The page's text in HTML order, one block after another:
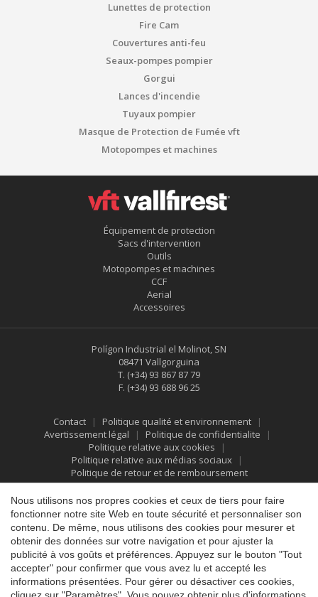
Lunettes de protection
Fire Cam
Couvertures anti-feu
Seaux-pompes pompier
Gorgui
Lances d'incendie
Tuyaux pompier
Masque de Protection de Fumée vft
Motopompes et machines
Équipement de protection
Sacs d'intervention
Outils
Motopompes et machines
CCF
Aerial
Accessoires
Polígon Industrial el Molinot, SN
08471 Vallgorguina
T. (+34) 93 867 87 79
F. (+34) 93 688 96 25
Contact
Politique qualité et environnement
Avertissement légal
Politique de confidentialite
Politique relative aux cookies
Politique relative aux médias sociaux
Politique de retour et de remboursement
Nous utilisons nos propres cookies et ceux de tiers pour faire
fonctionner notre site Web en toute sécurité et personnaliser son
contenu. De même, nous utilisons des cookies pour mesurer et
obtenir des données sur votre navigation et pour ajuster la
publicité à vos goûts et préférences. Appuyez sur le bouton "Tout
accepter" pour confirmer que vous avez lu et accepté les
informations présentées. Pour gérer ou désactiver ces cookies,
cliquez sur "Paramètres". Vous pouvez obtenir plus d'informations
Enregistrer les paramètres Tout accepter